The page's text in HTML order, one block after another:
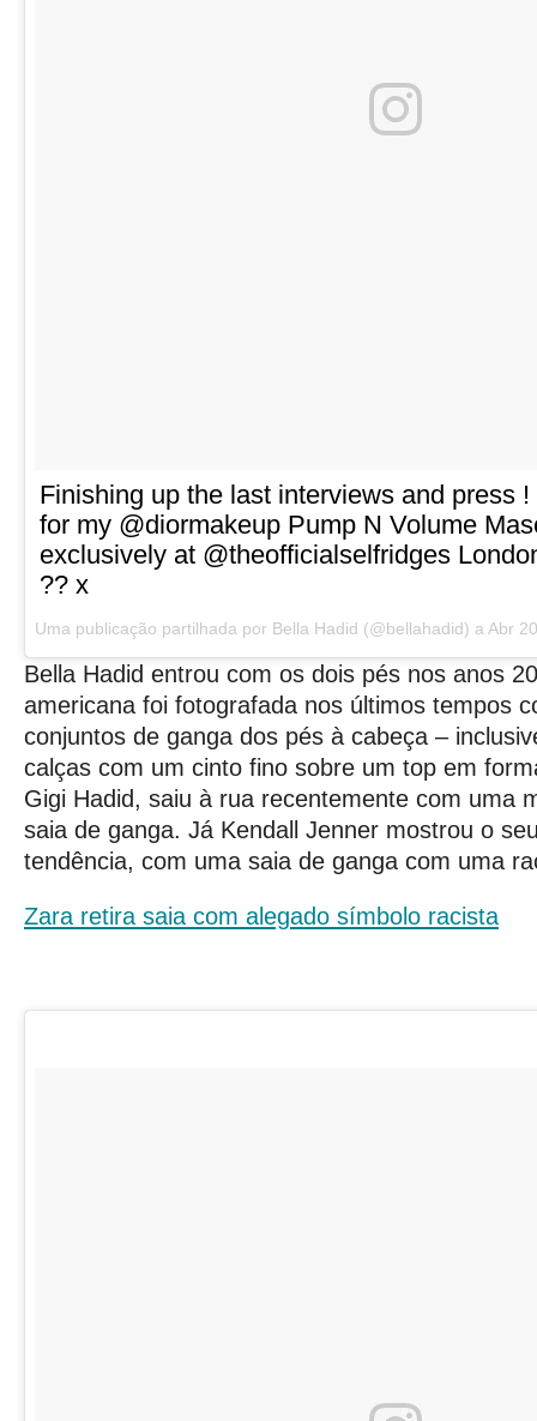
Finishing up the last interviews and press
for my @diormakeup Pump N Volume
exclusively at @theofficialselfridges
?? x
Uma publicação partilhada por Bella Hadid (@bellahadid) aAbr
Bella Hadid entrou com os dois pés nos anos
americana foi fotografada nos últimos tempos
conjuntos de ganga dos pés à cabeça –
calças com um cinto fino sobre um top em
Gigi Hadid, saiu à rua recentemente com uma
saia de ganga. Já Kendall Jenner mostrou o
tendência, com uma saia de ganga com uma
Zara retira saia com alegado símbolo racista